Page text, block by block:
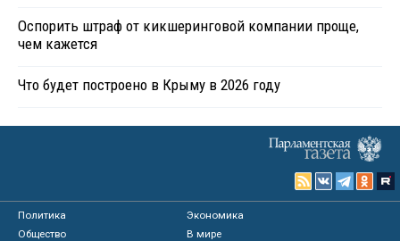
Оспорить штраф от кикшеринговой компании проще,
чем кажется
Что будет построено в Крыму в 2026 году
Политика
Экономика
Общество
В мире